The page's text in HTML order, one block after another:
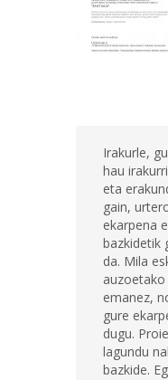
Irakurle,
hau
eta
gain,
ekarpena
bazkidetik
da. Mila
emanez,
gure
dugu.
lagundu
bazkide.